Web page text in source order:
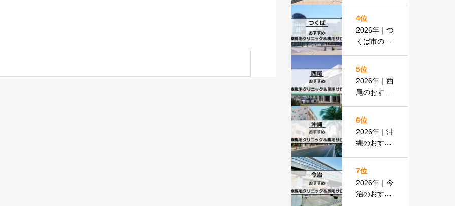
払いOKの
安い医院も
紹介
4位
2026年｜つ
くば市のお
サロン全13
選
5位
2026年｜西
尾のおすす
＆脱毛サロ
ン全15選
6位
2026年｜沖
縄のおすす
ン全19選
7位
2026年｜今
治のおすす